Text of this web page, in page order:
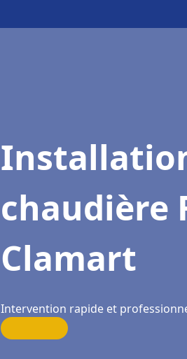
chaudière
Clamart
Intervention rapide et